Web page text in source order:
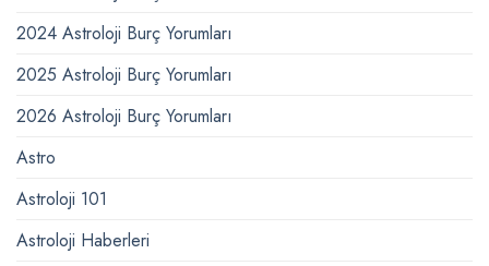
2024 Astroloji Burç Yorumları
2025 Astroloji Burç Yorumları
2026 Astroloji Burç Yorumları
Astro
Astroloji 101
Astroloji Haberleri